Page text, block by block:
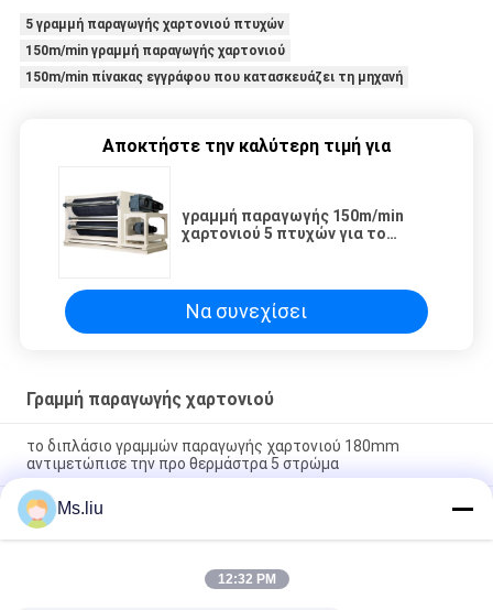
5 γραμμή παραγωγής χαρτονιού πτυχών
150m/min γραμμή παραγωγής χαρτονιού
150m/min πίνακας εγγράφου που κατασκευάζει τη μηχανή
Αποκτήστε την καλύτερη τιμή για
γραμμή παραγωγής 150m/min
χαρτονιού 5 πτυχών για το
Να συνεχίσει
Γραμμή παραγωγής χαρτονιού
το διπλάσιο γραμμών παραγωγής χαρτονιού 180mm
αντιμετώπισε την προ θερμάστρα 5 στρώμα
Διπλή ζαρωμένη Facer μηχανή, 5 ζαρωμένη στρώμα γραμμή
παραγωγής 5.5KW 500mm
3 γραμμή παραγωγής ζαρωμένου χαρτονιού στρώματος 7
στρώμα κιβώτιο χαρτοκιβωτίων 5 στρώματος που
Ms.liu
12:32 PM